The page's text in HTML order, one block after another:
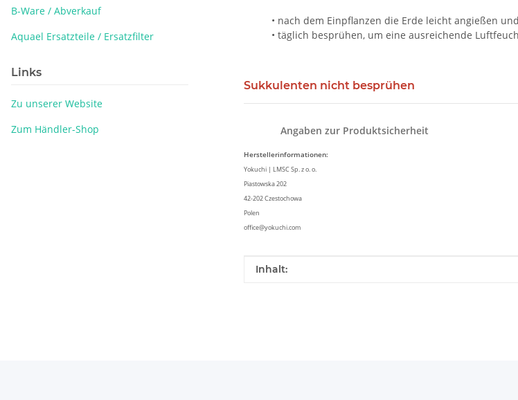
• nach dem Einpflanzen die Erde leicht angießen
• täglich besprühen, um eine ausreichende
Sukkulenten nicht besprühen
Angaben zur Produktsicherheit
Herstellerinformationen:
Yokuchi | LMSC Sp. z o. o.
Piastowska 202
42-202 Czestochowa
Polen
office@yokuchi.com
Produkteigenschaft
Wert
Inhalt:
B-Ware / Abverkauf
Aquael Ersatzteile / Ersatzfilter
Links
Zu unserer Website
Zum Händler-Shop